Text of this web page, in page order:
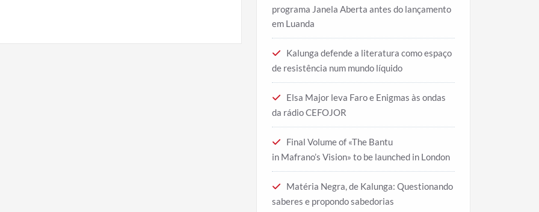
programa Janela Aberta antes do lançamento
em Luanda
Kalunga defende a literatura como espaço
de resistência num mundo líquido
Elsa Major leva Faro e Enigmas às ondas
da rádio CEFOJOR
Final Volume of «The Bantu
in Mafrano’s Vision» to be launched in London
Matéria Negra, de Kalunga: Questionando
saberes e propondo sabedorias